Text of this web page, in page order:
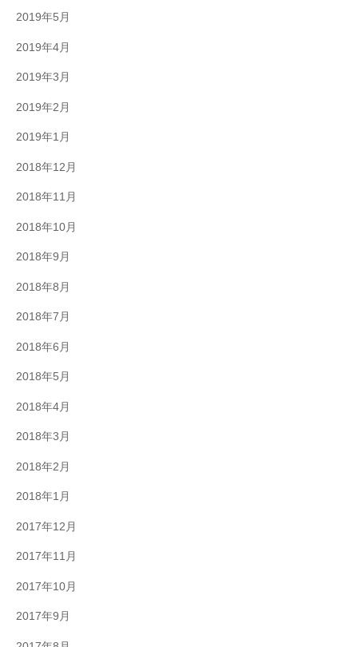
2019年5月
2019年4月
2019年3月
2019年2月
2019年1月
2018年12月
2018年11月
2018年10月
2018年9月
2018年8月
2018年7月
2018年6月
2018年5月
2018年4月
2018年3月
2018年2月
2018年1月
2017年12月
2017年11月
2017年10月
2017年9月